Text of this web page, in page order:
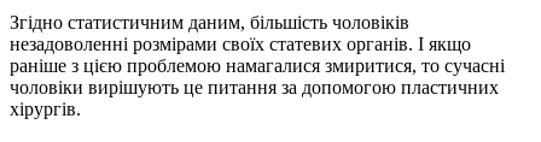
Згідно статистичним даним, більшість чоловіків
незадоволенні розмірами своїх статевих органів. І якщо
раніше з цією проблемою намагалися змиритися, то сучасні
чоловіки вирішують це питання за допомогою пластичних
хірургів.